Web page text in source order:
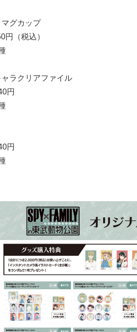
マグカップ
円（税込）
ャラクリアファイル
円
円